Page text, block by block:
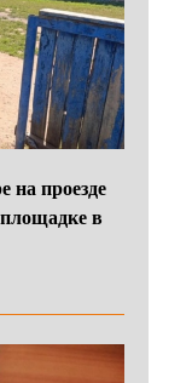
на проезде
в